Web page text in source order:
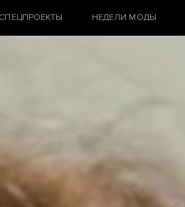
СПЕЦПРОЕКТЫ НЕДЕЛИ МОДЫ